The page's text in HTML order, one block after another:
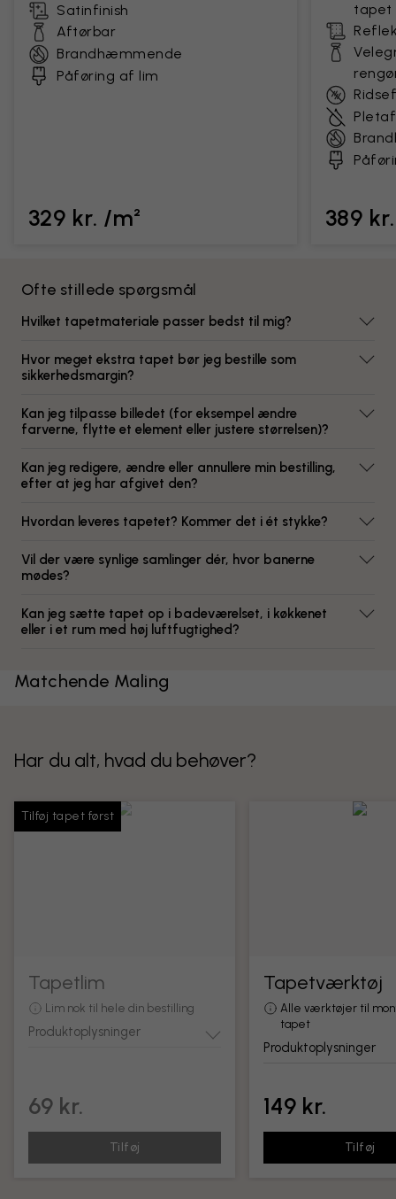
Satinfinish
Aftørbar
Brandhæmmende
Påføring af lim
329 kr. /m²
tapet
389
Ofte stillede spørgsmål
Hvilket tapetmateriale passer bedst til mig?
Hvor meget ekstra tapet bør jeg bestille som
sikkerhedsmargin?
Kan jeg tilpasse billedet (for eksempel ændre
farverne, flytte et element eller justere størrelsen)?
Kan jeg redigere, ændre eller annullere min bestilling,
efter at jeg har afgivet den?
Hvordan leveres tapetet? Kommer det i ét stykke?
Vil der være synlige samlinger dér, hvor banerne
mødes?
Kan jeg sætte tapet op i badeværelset, i køkkenet
eller i et rum med høj luftfugtighed?
Matchende Maling
Har du alt, hvad du behøver?
Tilføj tapet først
Tapetlim
Lim nok til hele din bestilling
Produktoplysninger
69 kr.
Tilføj
Tapetværktøj
Alle værktøjer til
tapet
Produktoplysninger
149 kr.
Tilføj